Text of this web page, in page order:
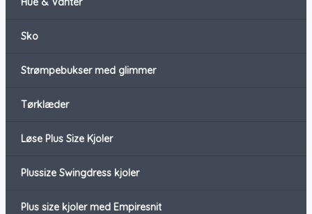
Sko
Strømpebukser med glimmer
Tørklæder
Løse Plus Size Kjoler
Plussize Swingdress kjoler
Plus size kjoler med Empiresnit